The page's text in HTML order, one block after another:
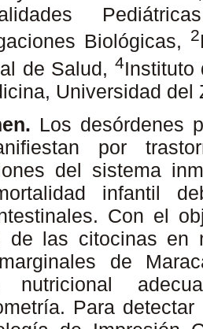
Biológicas,
2
de Salud, 4Instituto
Universidad
Los desórdenes
por
del sistema
infantil
Con el
de las citocinas en
de
nutricional
Para